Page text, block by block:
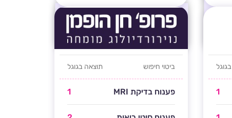
אלו מיקומים נבחרים בלבד, אתר זה מופיע
בעמוד ראשון בגוגל במעל313מילות מפתח
1
ביטוי חיפוש תוצאה בגוגל
פענוח בדיקת MRI 1